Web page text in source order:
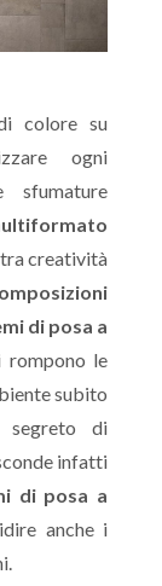
colore su
ogni
creatività
di posa a
rompono le
subito
segreto di
infatti
di posa a
anche i